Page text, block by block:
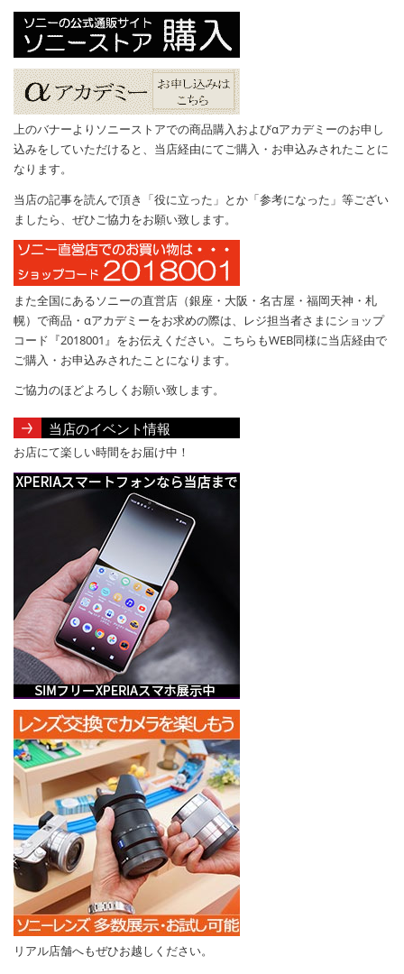
上のバナーよりソニーストアでの商品購入およびαアカデミーのお申し
込みをしていただけると、当店経由にてご購入・お申込みされたことに
なります。
当店の記事を読んで頂き「役に立った」とか「参考になった」等ござい
ましたら、ぜひご協力をお願い致します。
また全国にあるソニーの直営店（銀座・大阪・名古屋・福岡天神・札
幌）で商品・αアカデミーをお求めの際は、レジ担当者さまにショップ
コード『2018001』をお伝えください。こちらもWEB同様に当店経由で
ご購入・お申込みされたことになります。
ご協力のほどよろしくお願い致します。
当店のイベント情報
お店にて楽しい時間をお届け中！
リアル店舗へもぜひお越しください。